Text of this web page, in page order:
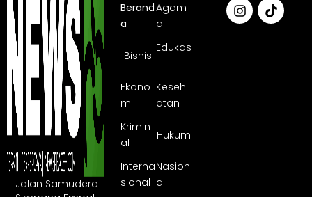
Jalan Samudera
Berand
a
Agam
a
Bisnis
Edukas
i
Ekono
mi
Keseh
atan
Krimin
al
Hukum
Interna
sional
Nasion
al